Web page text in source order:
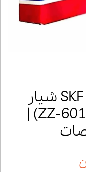
خرید بلبرینگ 6017 SKF شیار
عمیق واشر فلزی (6017‑ZZ) |